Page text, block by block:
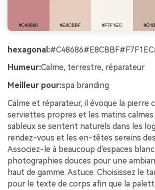
hexagonal:
Humeur:Calme, terrestre, réparateur
Meilleur pour:spa branding
Calme et réparateur, il évoque la pierre
serviettes propres et les matins
sableux se sentent naturels dans les
rendez-vous et les en-têtes sereins
Associez-le à beaucoup d'espaces
photographies douces pour une
haut de gamme. Astuce: Choisissez le
pour le texte de corps afin que la